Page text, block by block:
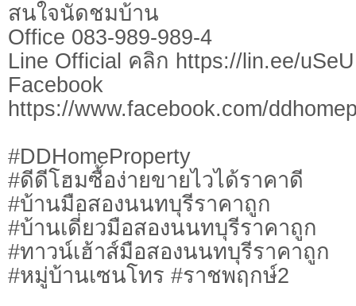
สนใจนัดชมบ้าน
Office 083-989-989-4
Line Official คลิก https://lin.ee/
Facebook
https://www.facebook.com/
#DDHomeProperty
#ดีดีโฮมซื้อง่ายขายไวได้ราคาดี
#บ้านมือสองนนทบุรีราคาถูก
#บ้านเดี่ยวมือสองนนทบุรีราคาถูก
#ทาวน์เฮ้าส์มือสองนนทบุรีราคาถูก
#หมู่บ้านเซนโทร #ราชพฤกษ์2